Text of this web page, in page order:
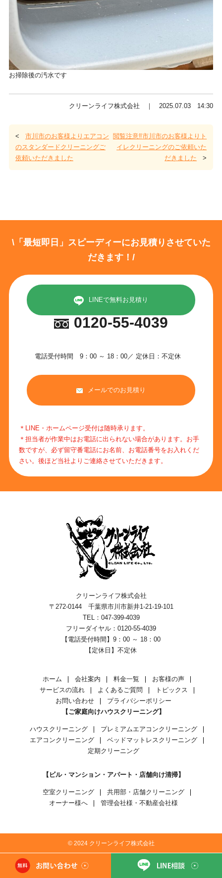
お掃除後の汚水です
クリーンライフ株式会社 ｜ 2025.07.03 14:30
< 市川市のお客様よりエアコン
のスタンダードクリーニングご
依頼いただきました
閲覧注意‼️市川市のお客様よりト
イレクリーニングのご依頼いた
だきました >
\「最短即日」スピーディーにお見積りさせていた
だきます！/
LINEで無料お見積り
0120-55-4039
電話受付時間 9：00 ～ 18：00／ 定休日：不定休
メールでのお見積り
＊LINE・ホームページ受付は随時承ります。
＊担当者が作業中はお電話に出られない場合があります。お手
数ですが、必ず留守番電話にお名前、お電話番号をお入れくだ
さい。後ほど当社よりご連絡させていただきます。
クリーンライフ株式会社
〒272-0144 千葉県市川市新井1-21-19-101
TEL：047-399-4039
フリーダイヤル：0120-55-4039
【電話受付時間】9：00 ～ 18：00
【定休日】不定休
ホーム 会社案内 料金一覧
お客様の声
サービスの流れ
よくあるご質問
トピックス
お問い合わせ
プライバシーポリシー
【ご家庭向けハウスクリーニング】
ハウスクリーニング
プレミアムエアコンクリーニング
エアコンクリーニング
ベッドマットレスクリーニング
定期クリーニング
【ビル・マンション・アパート・店舗向け清掃】
空室クリーニング
共用部・店舗クリーニング
オーナー様へ
管理会社様・不動産会社様
© 2024 クリーンライフ株式会社